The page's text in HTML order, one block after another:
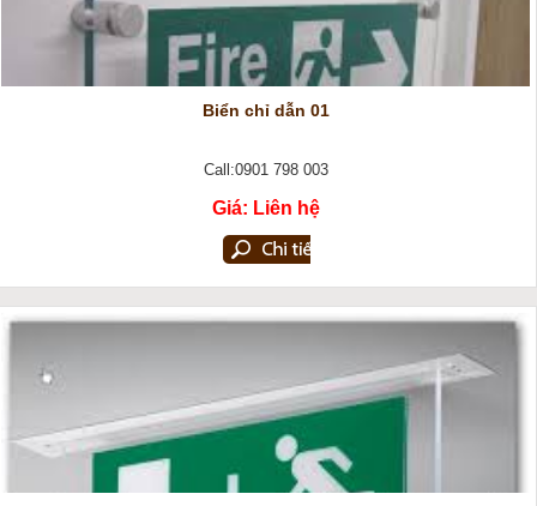
Biển chỉ dẫn 01
Call:0901 798 003
Giá: Liên hệ